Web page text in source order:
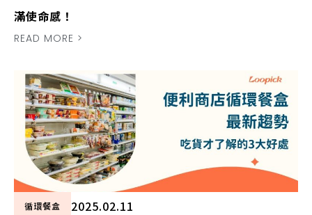
滿使命感！
READ MORE >
循環餐盒
2025.02.11